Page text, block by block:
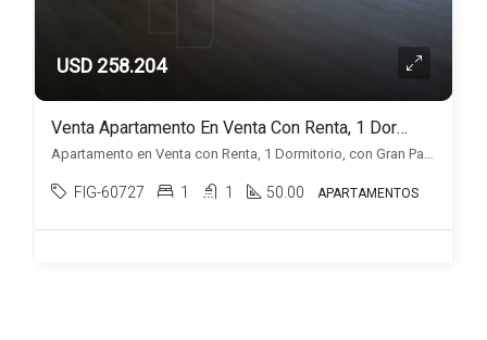
USD 258.204
Venta Apartamento En Venta Con Renta, 1 Dormitorio, Con Gran Patio, Malvín
Apartamento en Venta con Renta, 1 Dormitorio, con Gran Patio, Malvín, , Malvin
FIG-60727 1 1 50.00 APARTAMENTOS